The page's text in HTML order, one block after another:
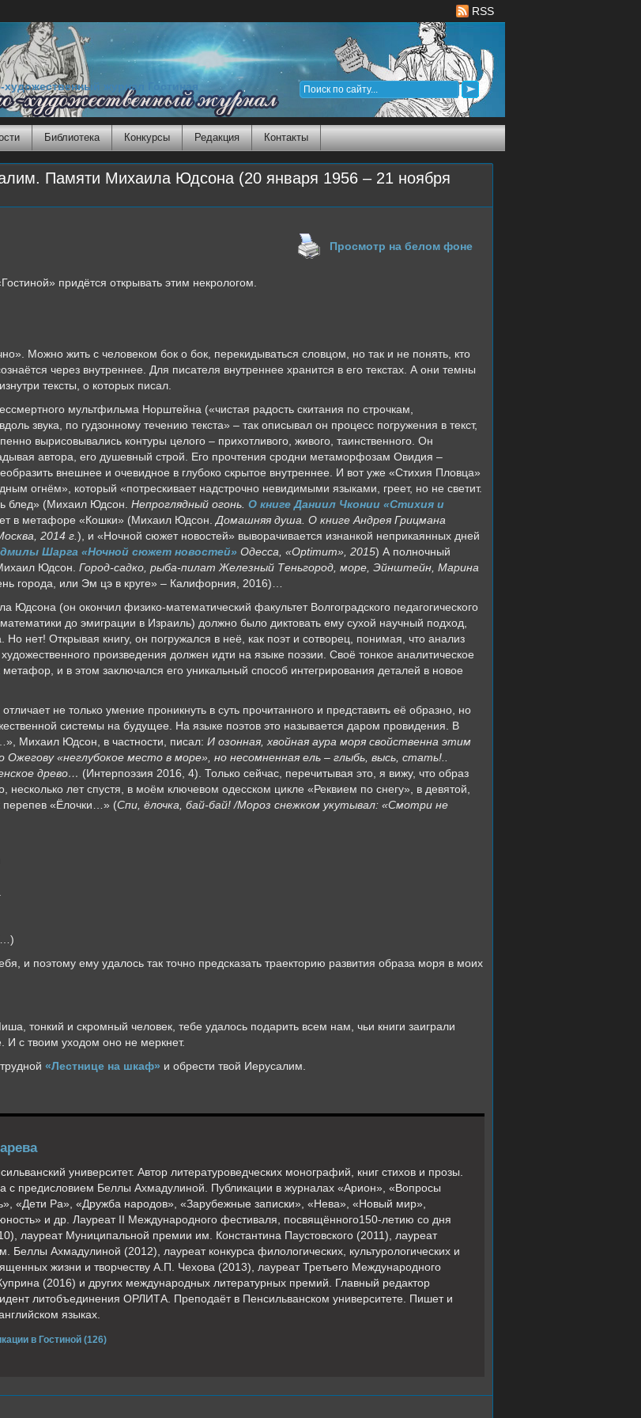
RSS
журнал Гостиная
Библиотека Конкурсы Редакция Контакты
Памяти Михаила Юдсона (20 января 1956 – 21 ноября
Просмотр на белом фоне
придётся открывать этим некрологом.
Можно жить с человеком бок о бок, перекидываться словцом, но так и не понять, кто
через внутреннее. Для писателя внутреннее хранится в его текстах. А они темны
тексты, о которых писал.
мультфильма Норштейна («чистая радость скитания по строчкам,
звука, по гудзонному течению текста» – так описывал он процесс погружения в текст,
вырисовывались контуры целого – прихотливого, живого, таинственного. Он
автора, его душевный строй. Его прочтения сродни метаморфозам Овидия –
внешнее и очевидное в глубоко скрытое внутреннее. И вот уже «Стихия Пловца»
огнём», который «потрескивает надстрочно невидимыми языками, греет, но не светит.
блед» (Михаил Юдсон. Непроглядный огонь. О книге Даниил Чконии «Стихия и
в метафоре «Кошки» (Михаил Юдсон.Домашняя душа. О книге Андрея Грицмана
2014 г.), и «Ночной сюжет новостей» выворачивается изнанкой неприкаянных дней
Шарга «Ночной сюжет новостей» Одесса, «Optimum», 2015) А полночный
Юдсон. Город-садко, рыба-пилат Железный Теньгород, море, Эйнштейн, Марина
города, или Эм цэ в круге» – Калифорния, 2016)…
Юдсона (он окончил физико-математический факультет Волгоградского педагогического
до эмиграции в Израиль) должно было диктовать ему сухой научный подход,
нет! Открывая книгу, он погружался в неё, как поэт и сотворец, понимая, что анализ
произведения должен идти на языке поэзии. Своё тонкое аналитическое
и в этом заключался его уникальный способ интегрирования деталей в новое
не только умение проникнуть в суть прочитанного и представить её образно, но
системы на будущее. На языке поэтов это называется даром провидения. В
Михаил Юдсон, в частности, писал: И озонная, хвойная аура моря свойственна этим
«неглубокое место в море», но несомненная ель – глыбь, высь, стать!..
древо… (Интерпоэзия 2016, 4). Только сейчас, перечитывая это, я вижу, что образ
несколько лет спустя, в моём ключевом одесском цикле «Реквием по снегу», в девятой,
перепев «Ёлочки…» (Спи, ёлочка, бай-бай! /Мороз снежком укутывал: «Смотри не
и поэтому ему удалось так точно предсказать траекторию развития образа моря в моих
тонкий и скромный человек, тебе удалось подарить всем нам, чьи книги заиграли
И с твоим уходом оно не меркнет.
«Лестнице на шкаф» и обрести твой Иерусалим.
университет. Автор литературоведческих монографий, книг стихов и прозы.
с предисловием Беллы Ахмадулиной. Публикации в журналах «Арион», «Вопросы
«Дети Ра», «Дружба народов», «Зарубежные записки», «Нева», «Новый мир»,
и др. Лауреат II Международного фестиваля, посвящённого150-летию со дня
лауреат Муниципальной премии им. Константина Паустовского (2011), лауреат
Ахмадулиной (2012), лауреат конкурса филологических, культурологических и
жизни и творчеству А.П. Чехова (2013), лауреат Третьего Международного
(2016) и других международных литературных премий. Главный редактор
литобъединения ОРЛИТА. Преподаёт в Пенсильванском университете. Пишет и
языках.
в Гостиной (126)